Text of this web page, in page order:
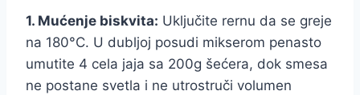
1. Mućenje biskvita: Uključite rernu da se greje
na 180°C. U dubljoj posudi mikserom penasto
umutite 4 cela jaja sa 200g šećera, dok smesa
ne postane svetla i ne utrostruči volumen